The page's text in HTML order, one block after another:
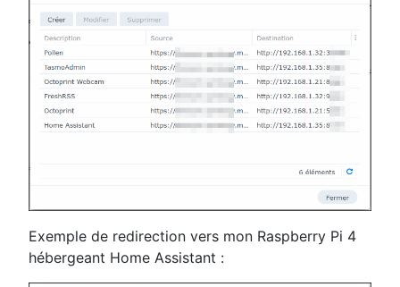
Exemple de redirection vers mon Raspberry Pi 4
hébergeant Home Assistant :